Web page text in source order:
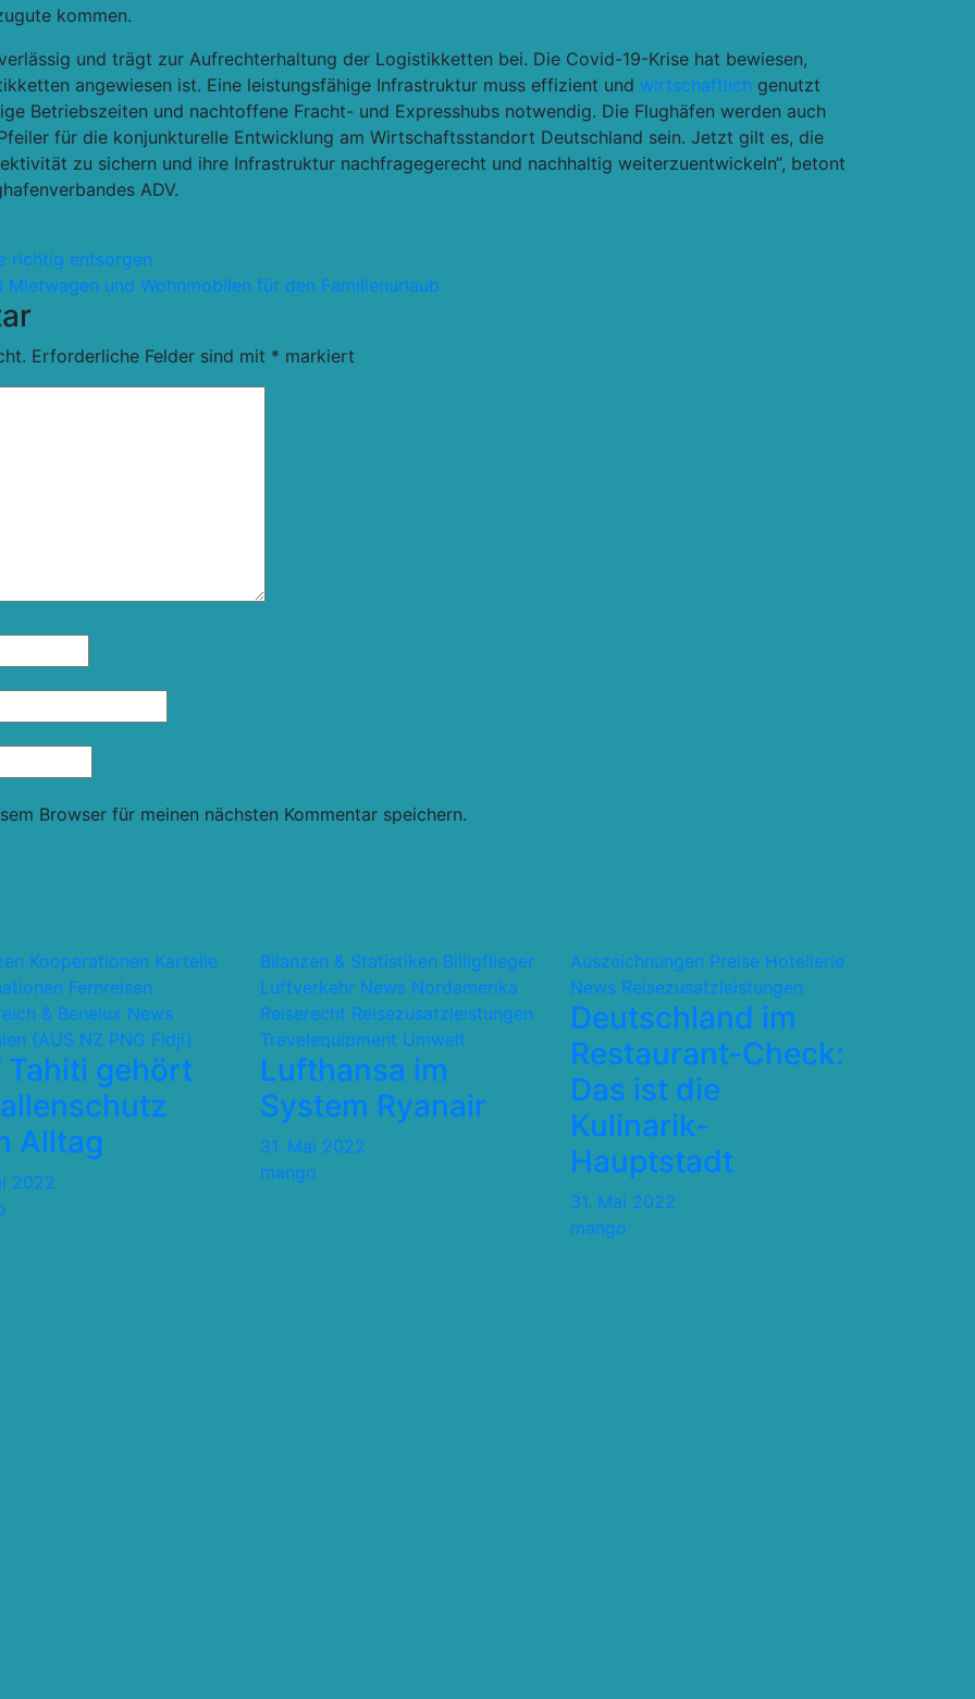
kommen.
und trägt zur Aufrechterhaltung der Logistikketten bei. Die Covid-19-Krise hat bewiesen,
angewiesen ist. Eine leistungsfähige Infrastruktur muss effizient und wirtschaftlich genutzt
Betriebszeiten und nachtoffene Fracht- und Expresshubs notwendig. Die Flughäfen werden auch
für die konjunkturelle Entwicklung am Wirtschaftsstandort Deutschland sein. Jetzt gilt es, die
zu sichern und ihre Infrastruktur nachfragegerecht und nachhaltig weiterzuentwickeln“, betont
ADV.
richtig entsorgen
und Wohnmobilen für den Familienurlaub
Erforderliche Felder sind mit * markiert
Browser für meinen nächsten Kommentar speichern.
Kooperationen Kartelle
Fernreisen
& Benelux News
(AUS NZ PNG Fidji)
Tahiti gehört
Alltag
2022
Bilanzen & Statistiken Billigflieger
Luftverkehr News Nordamerika
Reiserecht Reisezusatzleistungen
Travelequipment Umwelt
Lufthansa im
System Ryanair
31. Mai 2022
mango
Auszeichnungen Preise Hotellerie
News Reisezusatzleistungen
Deutschland im
Restaurant-Check:
Das ist die
Kulinarik-
Hauptstadt
31. Mai 2022
mango